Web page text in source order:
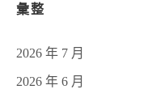
彙整
2026 年 7 月
2026 年 6 月